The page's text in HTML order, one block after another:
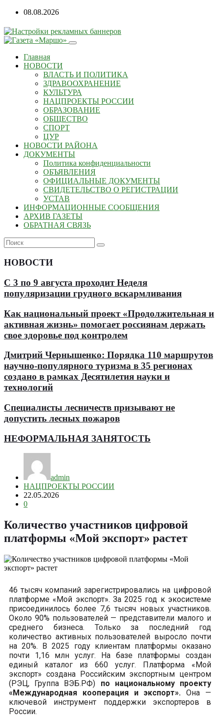
08.08.2026
Главная
НОВОСТИ
ВЛАСТЬ И ПОЛИТИКА
ЗДРАВООХРАНЕНИЕ
КУЛЬТУРА
НАЦПРОЕКТЫ РОССИИ
ОБРАЗОВАНИЕ
ОБЩЕСТВО
СПОРТ
ЦУР
НОВОСТИ РАЙОНА
ДОКУМЕНТЫ
Политика конфиденциальности
ОБЪЯВЛЕНИЯ
ОФИЦИАЛЬНЫЕ ДОКУМЕНТЫ
СВИДЕТЕЛЬСТВО О РЕГИСТРАЦИИ
УСТАВ
ИНФОРМАЦИОННЫЕ СООБЩЕНИЯ
АРХИВ ГАЗЕТЫ
ОБРАТНАЯ СВЯЗЬ
НОВОСТИ
С 3 по 9 августа проходит Неделя
популяризации грудного вскармливания
Как национальный проект «Продолжительная и
активная жизнь» помогает россиянам держать
свое здоровье под контролем
Дмитрий Чернышенко: Порядка 110 маршрутов
научно-популярного туризма в 35 регионах
создано в рамках Десятилетия науки и
технологий
Специалисты лесничеств призывают не
допустить лесных пожаров
НЕФОРМАЛЬНАЯ ЗАНЯТОСТЬ
admin
НАЦПРОЕКТЫ РОССИИ
22.05.2026
0
Количество участников цифровой
платформы «Мой экспорт» растет
46 тысяч компаний зарегистрировались на цифровой
платформе «Мой экспорт». За 2025 год к экосистеме
присоединилось более 7,6 тысяч новых участников.
Около 90% пользователей — представители малого и
среднего бизнеса. Только за последний год
количество активных пользователей выросло почти
на 20%. В 2025 году клиентам платформы оказано
почти 1,16 млн услуг. На базе платформы создан
единый каталог из 660 услуг. Платформа «Мой
экспорт» создана Российским экспортным центром
(РЭЦ, Группа ВЭБ.РФ) по национальному проекту
«Международная кооперация и экспорт».Она —
ключевой инструмент поддержки экспортеров в
России.